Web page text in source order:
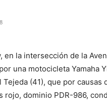
en la intersección de la
una motocicleta Yamaha
(41), que por
rojo, dominio PDR-986,